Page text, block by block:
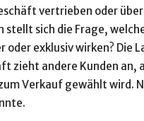
vertrieben oder
stellt sich die Frage,
oder exklusiv wirken? Die
zieht andere Kunden an,
Verkauf gewählt wird.